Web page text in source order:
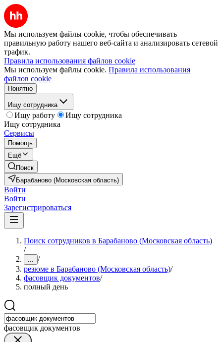
Мы используем файлы cookie, чтобы обеспечивать
правильную работу нашего веб-сайта и анализировать сетевой
трафик.
Правила использования файлов cookie
Мы используем файлы cookie. Правила использования
файлов cookie
Понятно
Ищу сотрудника
Ищу работу
Ищу сотрудника
Ищу сотрудника
Сервисы
Помощь
Ещё
Поиск
Барабаново (Московская область)
Войти
Войти
Зарегистрироваться
Поиск сотрудников в Барабаново (Московская область)
/
... /
резюме в Барабаново (Московская область)/
фасовщик документов/
полный день
фасовщик документов